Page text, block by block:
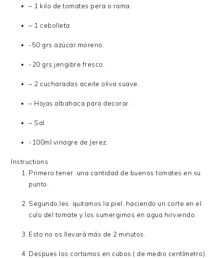
– 1 kilo de tomates pera o rama.
– 1 cebolleta.
-50 grs azúcar moreno.
-20 grs jengibre fresco.
– 2 cucharadas aceite oliva suave.
– Hojas albahaca para decorar.
– Sal
-100ml vinagre de Jerez.
Instructions
Primero tener una cantidad de buenos tomates en su
punto.
Segundo,les quitamos la piel, haciendo un corte en el
culo del tomate y los sumergimos en agua hirviendo.
Esto no os llevará más de 2 minutos.
Despues los cortamos en cubos ( de medio centímetro).